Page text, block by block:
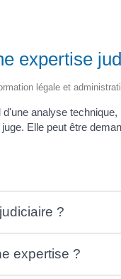
expertise
légale et
analyse
Elle peut être
?
expertise ?